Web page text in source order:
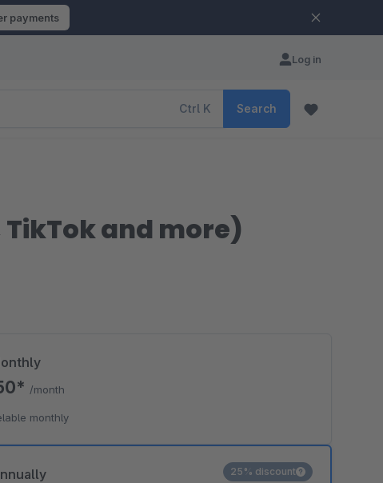
payments
Log in
Ctrl K Search
and more)
25% discount
/month
monthly